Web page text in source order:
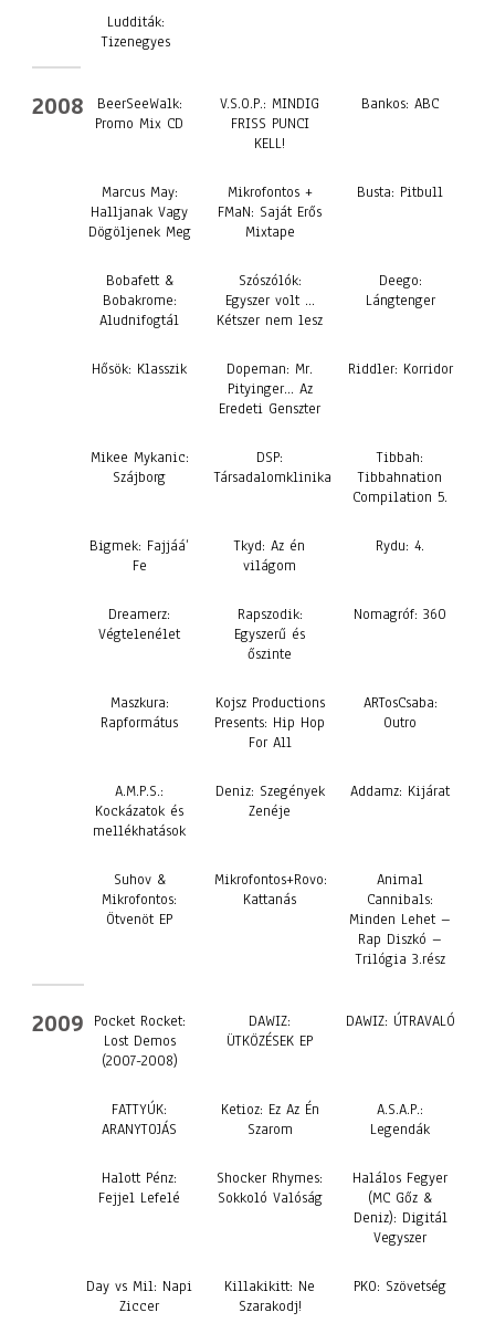
Ludditák:
Tizenegyes
2008
BeerSeeWalk:
Promo Mix CD
V.S.O.P.: MINDIG
FRISS PUNCI
KELL!
Bankos: ABC
Marcus May:
Halljanak Vagy
Dögöljenek Meg
Mikrofontos +
FMaN: Saját Erős
Mixtape
Busta: Pitbull
Bobafett &
Bobakrome:
Aludnifogtál
Szószólók:
Egyszer volt …
Kétszer nem lesz
Deego:
Lángtenger
Hősök: Klasszik
Dopeman: Mr.
Pityinger… Az
Eredeti Genszter
Riddler: Korridor
Mikee Mykanic:
Szájborg
DSP:
Társadalomklinika
Tibbah:
Tibbahnation
Compilation 5.
Bigmek: Fajjáá’
Fe
Tkyd: Az én
világom
Rydu: 4.
Dreamerz:
Végtelenélet
Rapszodik:
Egyszerű és
őszinte
Nomagróf: 360
Maszkura:
Rapformátus
Kojsz Productions
Presents: Hip Hop
For All
ARTosCsaba:
Outro
A.M.P.S.:
Kockázatok és
mellékhatások
Deniz: Szegények
Zenéje
Addamz: Kijárat
Suhov &
Mikrofontos:
Ötvenöt EP
Mikrofontos+Rovo:
Kattanás
Animal
Cannibals:
Minden Lehet –
Rap Diszkó –
Trilógia 3.rész
2009
Pocket Rocket:
Lost Demos
(2007-2008)
DAWIZ:
ÜTKÖZÉSEK EP
DAWIZ: ÚTRAVALÓ
FATTYÚK:
ARANYTOJÁS
Ketioz: Ez Az Én
Szarom
A.S.A.P.:
Legendák
Halott Pénz:
Fejjel Lefelé
Shocker Rhymes:
Sokkoló Valóság
Halálos Fegyer
(MC Gőz &
Deniz): Digitál
Vegyszer
Day vs Mil: Napi
Ziccer
Killakikitt: Ne
Szarakodj!
PKO: Szövetség